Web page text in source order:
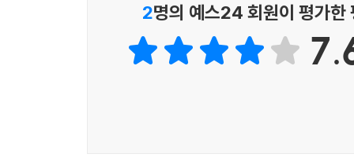
소설을 좋아하고 많이 읽는(혹은 그렇게 하고
그치지 않고 어떤 세계든 모두 끌어안을 수 있
작품은 단순한 말장난에 지나지 않는 것으로 느껴
2명의 예스24 회원이 평가한